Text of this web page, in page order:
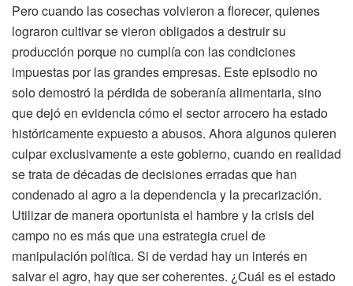
Pero cuando las cosechas volvieron a florecer, quienes
lograron cultivar se vieron obligados a destruir su
producción porque no cumplía con las condiciones
impuestas por las grandes empresas. Este episodio no
solo demostró la pérdida de soberanía alimentaria, sino
que dejó en evidencia cómo el sector arrocero ha estado
históricamente expuesto a abusos. Ahora algunos quieren
culpar exclusivamente a este gobierno, cuando en realidad
se trata de décadas de decisiones erradas que han
condenado al agro a la dependencia y la precarización.
Utilizar de manera oportunista el hambre y la crisis del
campo no es más que una estrategia cruel de
manipulación política. Si de verdad hay un interés en
salvar el agro, hay que ser coherentes. ¿Cuál es el estado